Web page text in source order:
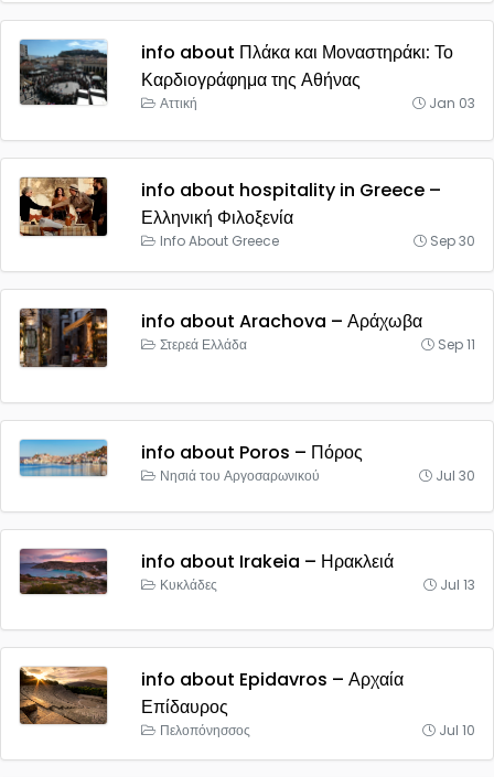
info about Πλάκα και Μοναστηράκι: Το
Καρδιογράφημα της Αθήνας
Αττική Jan 03
info about hospitality in Greece –
Ελληνική Φιλοξενία
Info About Greece Sep 30
info about Arachova – Αράχωβα
Στερεά Ελλάδα Sep 11
info about Poros – Πόρος
Νησιά του Αργοσαρωνικού Jul 30
info about Irakeia – Ηρακλειά
Κυκλάδες Jul 13
info about Epidavros – Αρχαία
Επίδαυρος
Πελοπόνησσος Jul 10